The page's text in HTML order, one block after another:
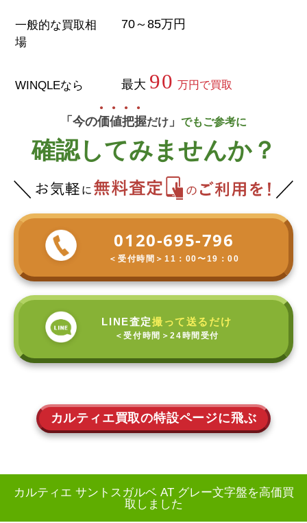
一般的な買取相
場
70～85万円
WINQLEなら 最大 90 万円で買取
「今の価値把握だけ 」 でもご参考に
確認してみませんか？
0120-695-796
＜受付時間＞ 11：00〜19：00
LINE査定撮って送るだけ
＜受付時間＞24時間受付
カルティエ買取の特設ページに飛ぶ
カルティエ サントスガルベ AT グレー文字盤を高価買
取しました